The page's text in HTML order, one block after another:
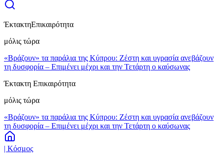
ΈκτακτηΕπικαιρότητα
μόλις τώρα
«Βράζουν» τα παράλια της Κύπρου: Ζέστη και υγρασία ανεβάζουν
τη δυσφορία – Επιμένει μέχρι και την Τετάρτη ο καύσωνας
Έκτακτη Επικαιρότητα
μόλις τώρα
«Βράζουν» τα παράλια της Κύπρου: Ζέστη και υγρασία ανεβάζουν
τη δυσφορία – Επιμένει μέχρι και την Τετάρτη ο καύσωνας
| Κόσμος